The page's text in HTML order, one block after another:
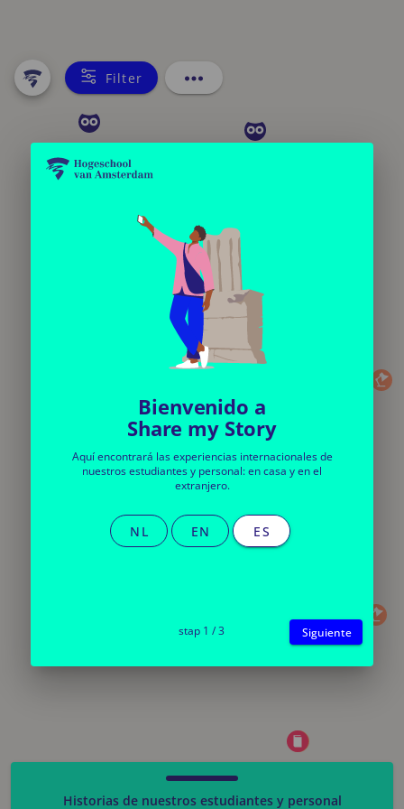
Filter
Historias de nuestros estudiantes y personal
Bienvenido a
Share my Story
Aquí encontrará las experiencias internacionales de
nuestros estudiantes y personal: en casa y en el
extranjero.
NL EN ES
stap 1 / 3 Siguiente